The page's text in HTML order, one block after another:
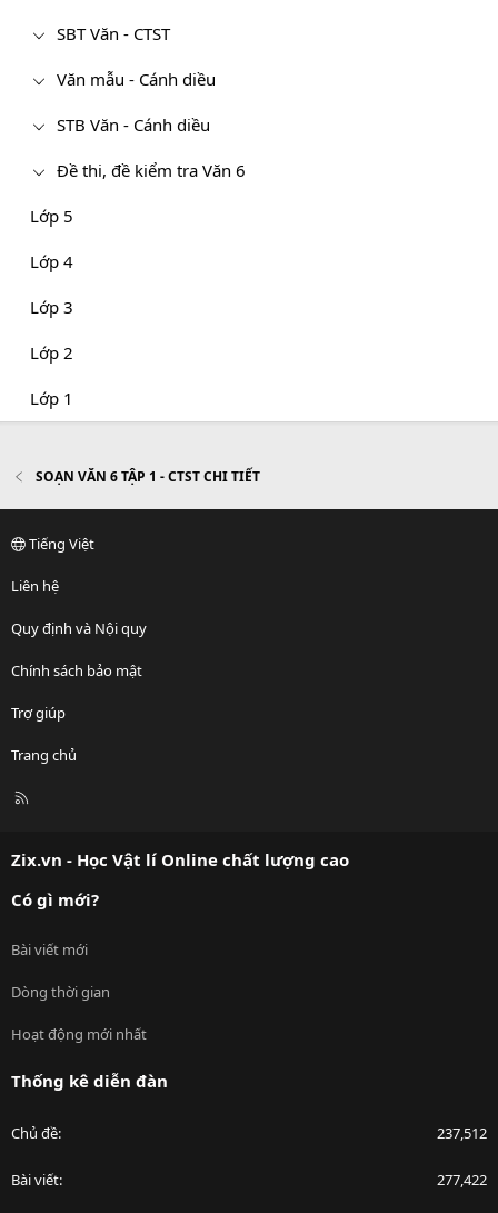
SBT Văn - CTST
Văn mẫu - Cánh diều
STB Văn - Cánh diều
Đề thi, đề kiểm tra Văn 6
Lớp 5
Lớp 4
Lớp 3
Lớp 2
Lớp 1
SOẠN VĂN 6 TẬP 1 - CTST CHI TIẾT
Tiếng Việt
Liên hệ
Quy định và Nội quy
Chính sách bảo mật
Trợ giúp
Trang chủ
R
Zix.vn - Học Vật lí Online chất lượng cao
Có gì mới?
Bài viết mới
Dòng thời gian
Hoạt động mới nhất
Thống kê diễn đàn
Chủ đề 237,512
Bài viết 277,422